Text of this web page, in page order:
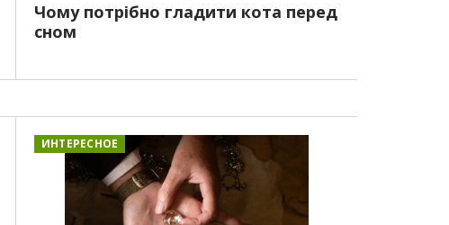
Чому потрібно гладити кота перед
сном
ИНТЕРЕСНОЕ